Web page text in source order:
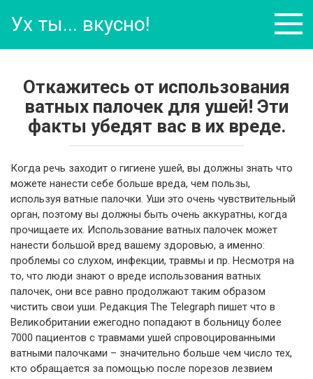
Ух ты... вкусно!
Откажитесь от использования
ватных палочек для ушей! Эти
факты убедят вас в их вреде.
Когда речь заходит о гигиене ушей, вы должны знать что
можете нанести себе больше вреда, чем пользы,
используя ватные палочки. Уши это очень чувствительный
орган, поэтому вы должны быть очень аккуратны, когда
прочищаете их. Использование ватных палочек может
нанести большой вред вашему здоровью, а именно:
проблемы со слухом, инфекции, травмы и пр. Несмотря на
то, что люди знают о вреде использования ватных
палочек, они все равно продолжают таким образом
чистить свои уши. Редакция The Telegraph пишет что в
Великобритании ежегодно попадают в больницу более
7000 пациентов с травмами ушей спровоцированными
ватными палочками – значительно больше чем число тех,
кто обращается за помощью после порезов лезвием